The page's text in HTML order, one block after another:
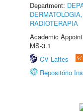
Department:
RADIOTERAPIA
Academic
MS-3.1
CV Lattes
Repositório